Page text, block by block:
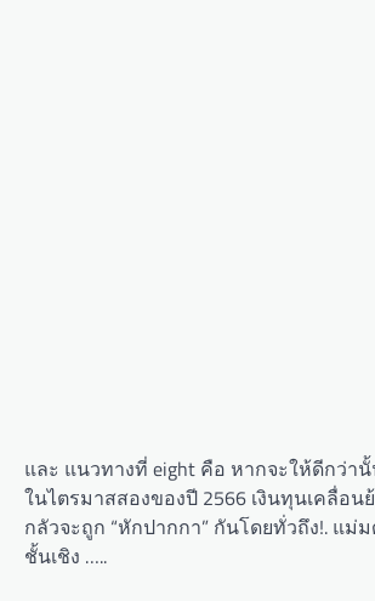
และ แนวทางที่ eight คือ หากจะให้ดีกว่า
ในไตรมาสสองของปี 2566 เงินทุนเคลื่อ
กลัวจะถูก “หักปากกา” กันโดยทั่วถึง!. แ
ชั้นเชิง …..